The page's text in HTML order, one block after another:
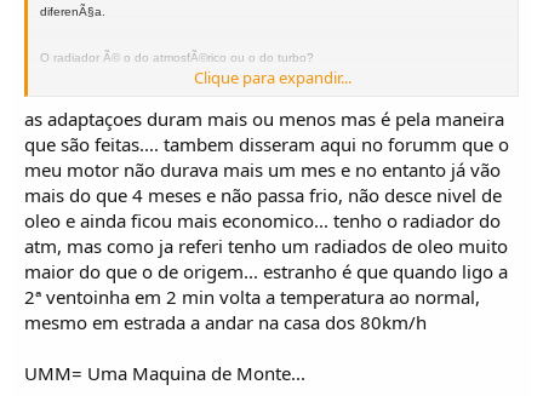
temperaturas normais nestas altura contribuem para temperaturas acima da media
cuidado com o pé ...nao ha milhagres nesta epoca...para resolver parte dos
para a posiçao de quente..sempre tens mais quase 2 litros e outro radiador...olha
que ajuda... depois no inverno aumentas..
Nada como o cheiro da solda pela manha !
diferenÃ§a.
O radiador Ã© o do atmosfÃ©rico ou o do turbo?
a correia na mesma para accionar a bomba de Ã¡gua, que oferece bem mais
resistÃªncia que o peso pluma da ventoinha de plÃ¡stico.
UMM abraï¿½o
Nuno Andrï¿½, o piloto do Raio Azul
O melhor de Portugal, ï¿½ o orgulho em ser Portuguï¿½s e ter UMM's
Clique para expandir...
as adaptaçoes duram mais ou menos mas é pela maneira
que são feitas.... tambem disseram aqui no forumm que o
meu motor não durava mais um mes e no entanto já vão
mais do que 4 meses e não passa frio, não desce nivel de
oleo e ainda ficou mais economico... tenho o radiador do
atm, mas como ja referi tenho um radiados de oleo muito
maior do que o de origem... estranho é que quando ligo a
2ª ventoinha em 2 min volta a temperatura ao normal,
mesmo em estrada a andar na casa dos 80km/h
UMM= Uma Maquina de Monte...